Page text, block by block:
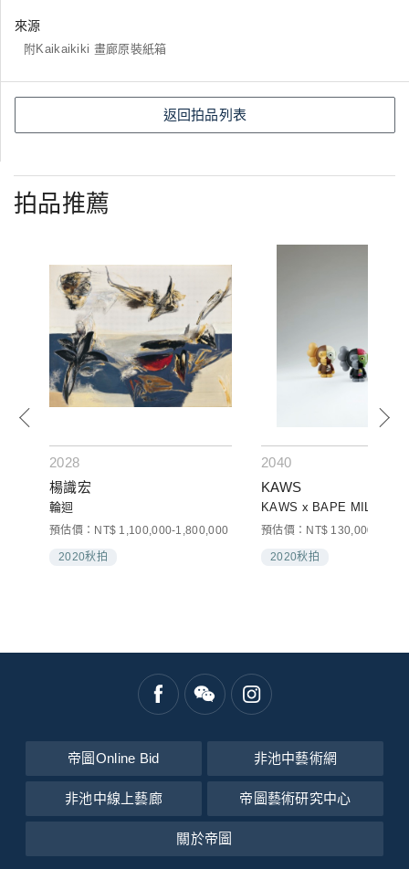
來源
附Kaikaikiki 畫廊原裝紙箱
返回拍品列表
拍品推薦
2028
楊識宏
輪迴
預估價：NT$ 1,100,000-1,800,000
2020秋拍
2040
KAWS
KAWS x BAPE MILO (三
預估價：NT$ 130,000-
2020秋拍
帝圖Online Bid 非池中藝術網
非池中線上藝廊 帝圖藝術研究中心
關於帝圖